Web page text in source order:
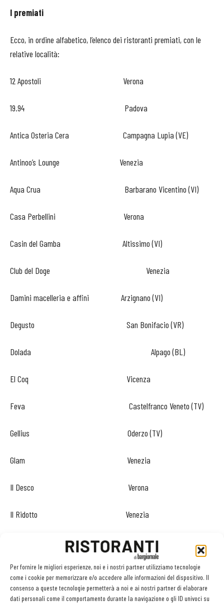
Per fornire le migliori esperienze, noi e i nostri partner utilizziamo tecnologie
come i cookie per memorizzare e/o accedere alle informazioni del dispositivo. Il
consenso a queste tecnologie permetterà a noi e ai nostri partner di elaborare
dati personali come il comportamento durante la navigazione o gli ID univoci su
I premiati
Ecco, in ordine alfabetico, l’elenco dei ristoranti premiati, con le
relative località:
12 Apostoli Verona
19.94 Padova
Antica Osteria Cera Campagna Lupia (VE)
Antinoo’s Lounge Venezia
Aqua Crua Barbarano Vicentino (VI)
Casa Perbellini Verona
Casin del Gamba Altissimo (VI)
Club del Doge Venezia
Damini macelleria e affini Arzignano (VI)
Degusto San Bonifacio (VR)
Dolada Alpago (BL)
El Coq Vicenza
Feva Castelfranco Veneto (TV)
Gellius Oderzo (TV)
Glam Venezia
Il Desco Verona
Il Ridotto Venezia
L’Artigliere Isola della Scala (VR)
L’Oste Scuro Verona
La Casa degli Spiriti Costermano (VR)